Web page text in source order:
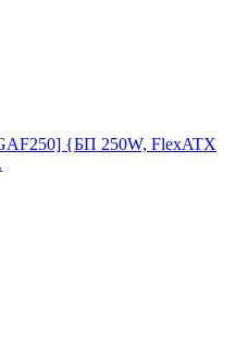
{БП 250W, FlexATX